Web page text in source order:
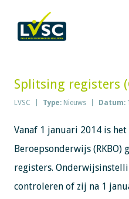
Splitsing registers
LVSC Type: Nieuws Datum:
Vanaf 1 januari 2014 is
Beroepsonderwijs
registers.
controleren of zij na 1